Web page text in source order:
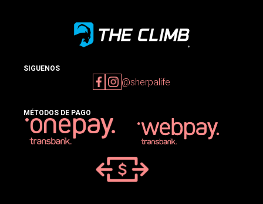
SIGUENOS
@sherpalife
MÉTODOS DE PAGO